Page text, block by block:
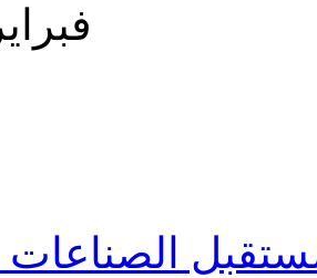
19 فبراير
الصناعات